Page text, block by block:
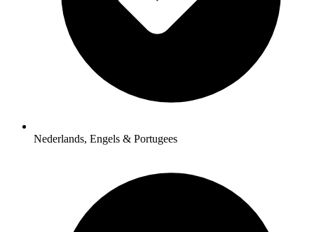
Nederlands, Engels & Portugees